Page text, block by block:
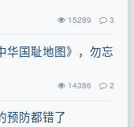
15289 3
华国耻地图》，勿忘
14386 2
预防都错了